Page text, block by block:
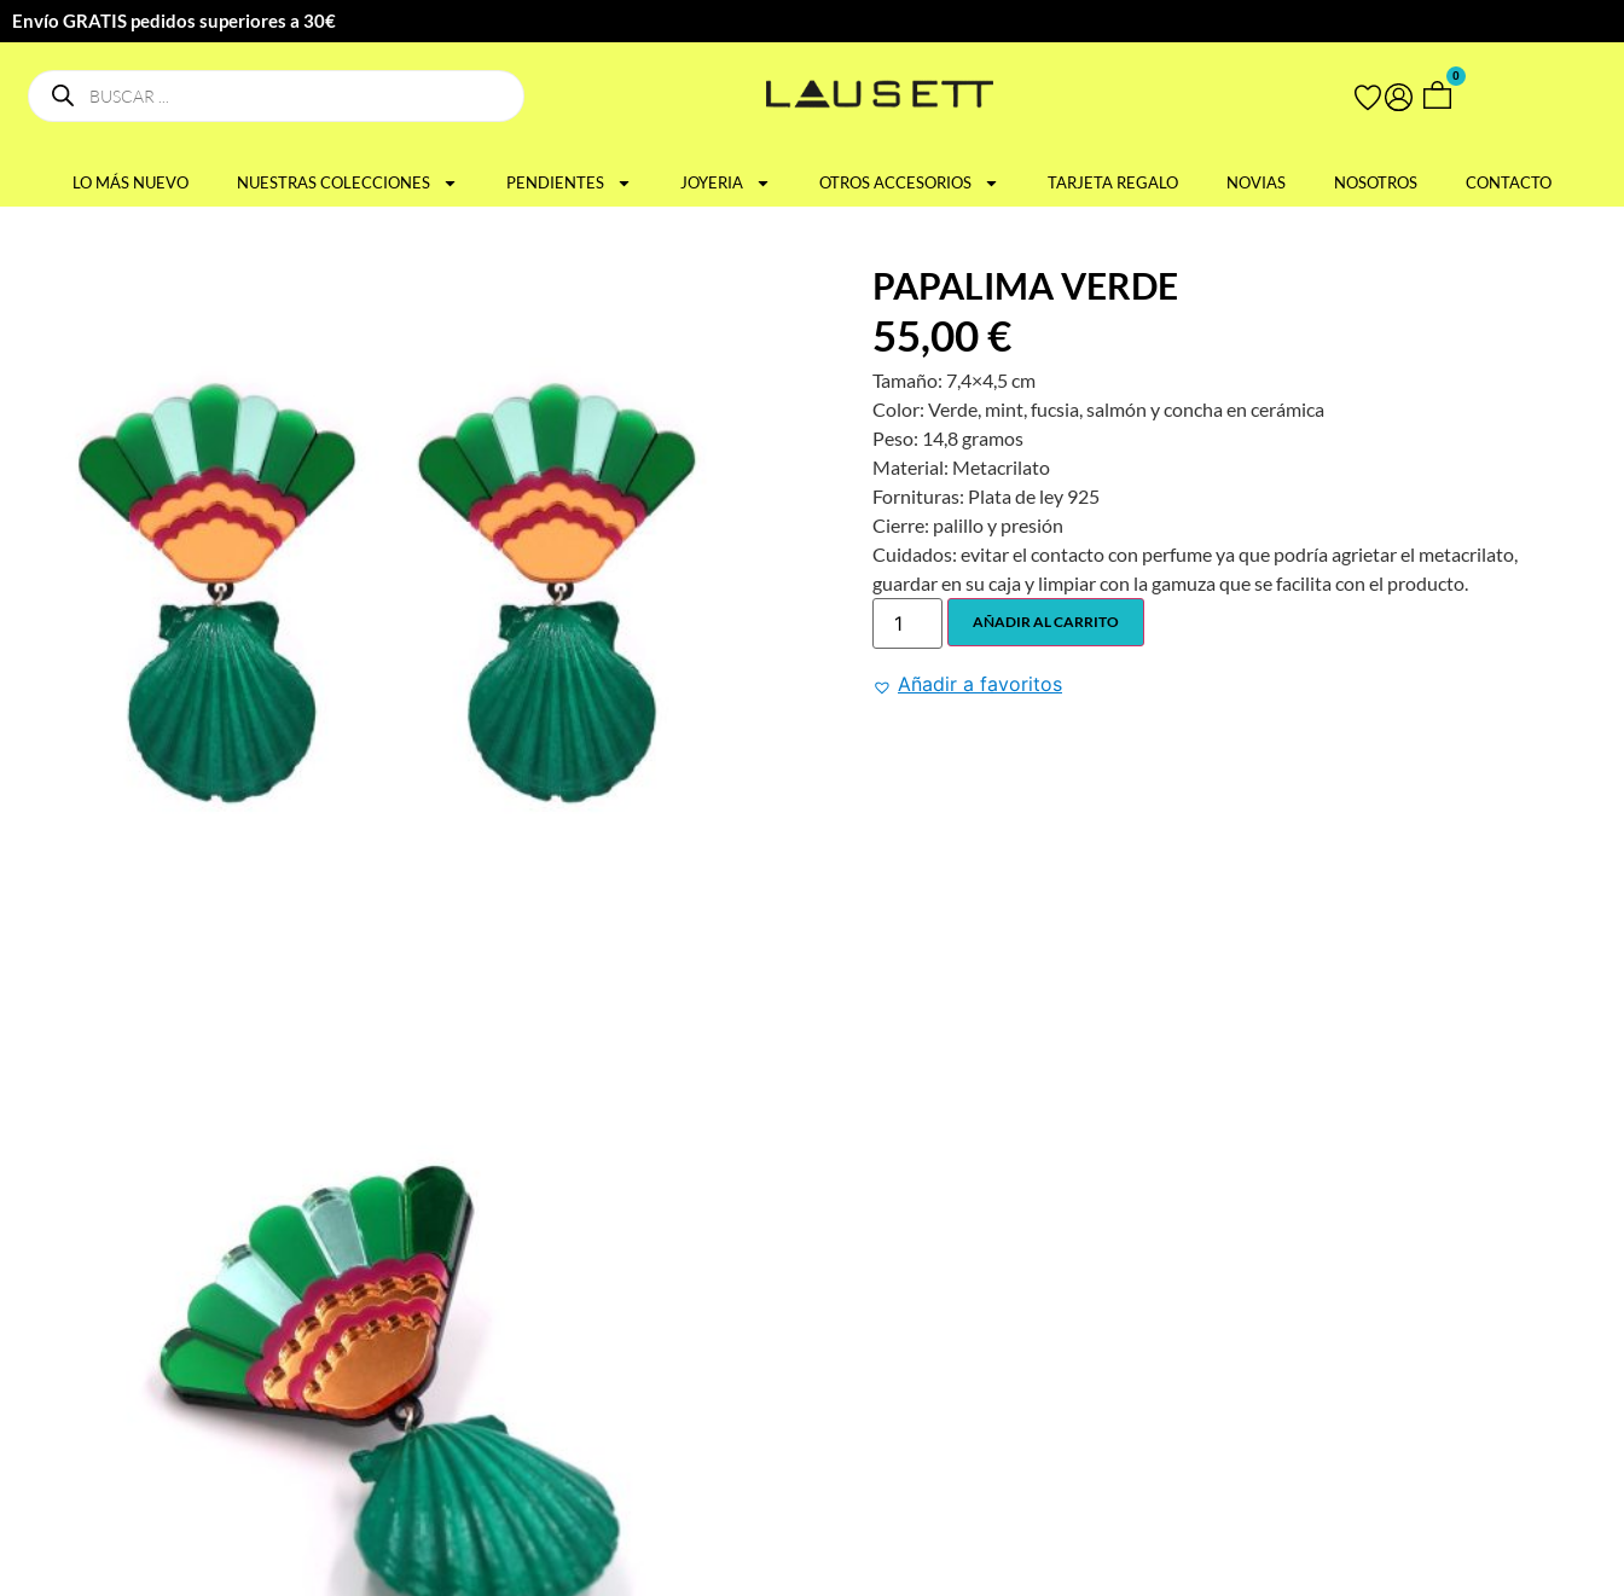
Envío GRATIS pedidos superiores a 30€
0
LO MÁS NUEVO NUESTRAS COLECCIONES PENDIENTES JOYERIA OTROS ACCESORIOS TARJETA REGALO NOVIAS NOSOTROS CONTACTO
PAPALIMA VERDE
55,00€
Tamaño: 7,4×4,5 cm
Color: Verde, mint, fucsia, salmón y concha en cerámica
Peso: 14,8 gramos
Material: Metacrilato
Fornituras: Plata de ley 925
Cierre: palillo y presión
Cuidados: evitar el contacto con perfume ya que podría agrietar el metacrilato,
guardar en su caja y limpiar con la gamuza que se facilita con el producto.
AÑADIR AL CARRITO
Añadir a favoritos